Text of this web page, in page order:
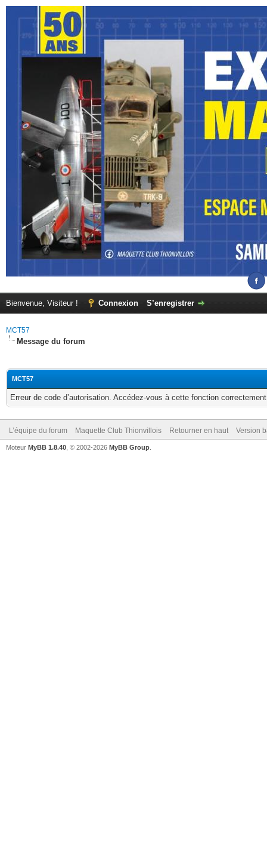
Bienvenue, Visiteur ! Connexion S’enregistrer
MCT57
Message du forum
MCT57
Erreur de code d’autorisation. Accédez-vous à cette fonction
L’équipe du forum Maquette Club Thionvillois Retourner en haut Version
Moteur MyBB 1.8.40 , © 2002-2026 MyBB Group